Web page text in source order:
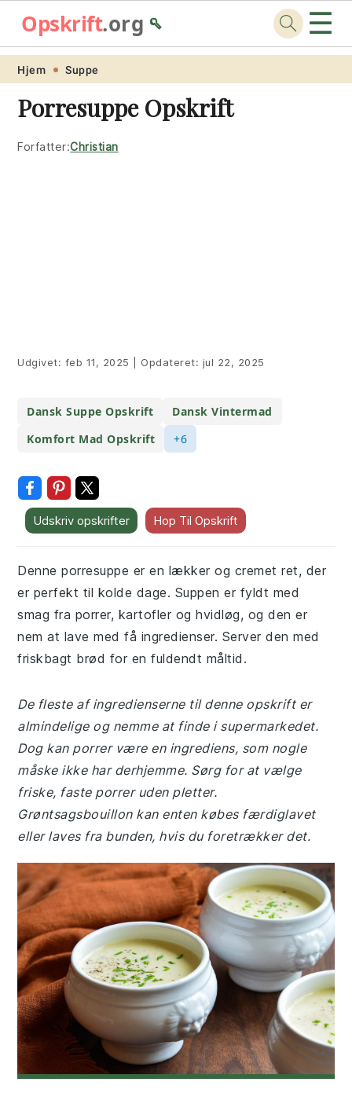
Skip
primary
navigation
Skip
main
content
Skip
primary
sidebar
Skip
footer
Opskrift.org🥄 ☰
Hjem Suppe
Porresuppe Opskrift
Forfatter:Christian
Udgivet: feb 11, 2025 Opdateret: jul 22, 2025
Dansk Suppe Opskrift
Dansk Vintermad
Komfort Mad Opskrift
+6
Udskriv opskrifter Hop Til Opskrift
Denne porresuppe er en lækker og cremet ret, der
er perfekt til kolde dage. Suppen er fyldt med
smag fra porrer, kartofler og hvidløg, og den er
nem at lave med få ingredienser. Server den med
friskbagt brød for en fuldendt måltid.
De fleste af ingredienserne til denne opskrift er
almindelige og nemme at finde i supermarkedet.
Dog kan porrer være en ingrediens, som nogle
måske ikke har derhjemme. Sørg for at vælge
friske, faste porrer uden pletter.
Grøntsagsbouillon kan enten købes færdiglavet
eller laves fra bunden, hvis du foretrækker det.